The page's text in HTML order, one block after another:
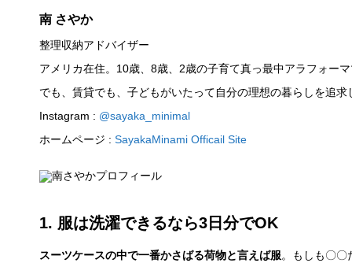
南 さやか
整理収納アドバイザー
アメリカ在住。10歳、8歳、2歳の子育て真っ最中アラフォー
でも、賃貸でも、子どもがいたって自分の理想の暮らしを追
Instagram : @sayaka_minimal
ホームページ : SayakaMinami Officail Site
1. 服は洗濯できるなら3日分でOK
スーツケースの中で一番かさばる荷物と言えば服。もしも〇